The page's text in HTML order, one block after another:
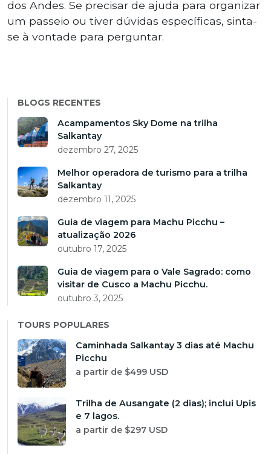
dos Andes. Se precisar de ajuda para organizar
um passeio ou tiver dúvidas específicas, sinta-
se à vontade para perguntar.
BLOGS RECENTES
Acampamentos Sky Dome na trilha
Salkantay
dezembro 27, 2025
Melhor operadora de turismo para a trilha
Salkantay
dezembro 11, 2025
Guia de viagem para Machu Picchu –
atualização 2026
outubro 17, 2025
Guia de viagem para o Vale Sagrado: como
visitar de Cusco a Machu Picchu.
outubro 3, 2025
TOURS POPULARES
Caminhada Salkantay 3 dias até Machu
Picchu
a partir de $499 USD
Trilha de Ausangate (2 dias); inclui Upis
e 7 lagos.
a partir de $297 USD